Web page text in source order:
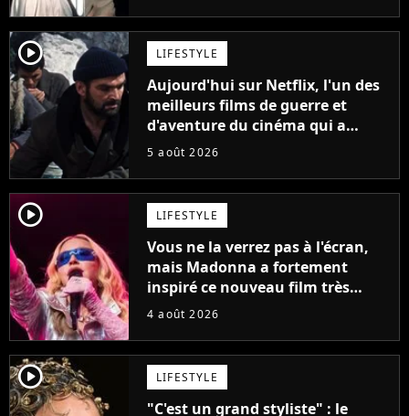
player2 LIFESTYLE
Aujourd'hui sur Netflix, l'un des
meilleurs films de guerre et
d'aventure du cinéma qui a
connu un succès retentissant à
5 août 2026
player2 LIFESTYLE
Vous ne la verrez pas à l'écran,
mais Madonna a fortement
inspiré ce nouveau film très
attendu
4 août 2026
player2 LIFESTYLE
"C'est un grand styliste" : le